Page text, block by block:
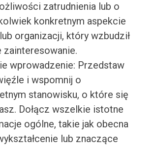
zatrudnienia lub o
konkretnym aspekcie
organizacji, który wzbudził
zainteresowanie.
wprowadzenie: Przedstaw
i wspomnij o
stanowisku, o które się
Dołącz wszelkie istotne
ogólne, takie jak obecna
lub znaczące